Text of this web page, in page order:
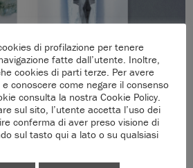
di profilazione per tenere
fatte dall’utente. Inoltre,
cookies di parti terze. Per avere
conoscere come negare il consenso
consulta la nostra Cookie Policy.
sul sito, l’utente accetta l’uso dei
conferma di aver preso visione di
sul tasto qui a lato o su qualsiasi